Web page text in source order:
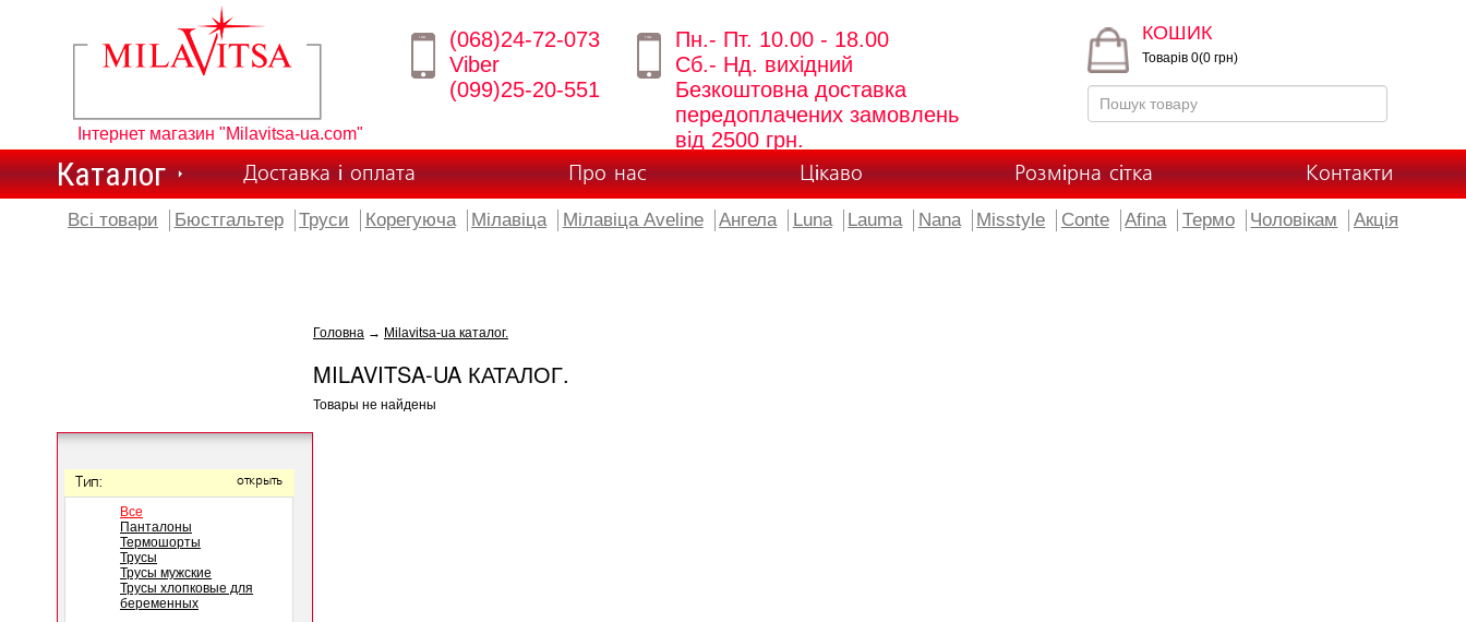
Інтернет магазин "Milavitsa-ua.com"
(068)24-72-073
Viber
(099)25-20-551
Пн.- Пт. 10.00 - 18.00
Сб.- Нд. вихідний
Безкоштовна доставка
передоплачених замовлень
від 2500 грн.
КОШИК
Товарів 0(0 грн)
Каталог Доставка і оплата Про нас Цікаво Розмірна сітка Контакти
Всі товари Бюстгальтер Труси Корегуюча Мілавіца Мілавіца Aveline Ангела Luna Lauma Nana Misstyle Conte Afina Термо Чоловікам Акція
Тип: открыть
Все
Панталоны
Термошорты
Трусы
Трусы мужские
Трусы хлопковые для
беременных
Головна → Milavitsa-ua каталог.
MILAVITSA-UA КАТАЛОГ.
Товары не найдены